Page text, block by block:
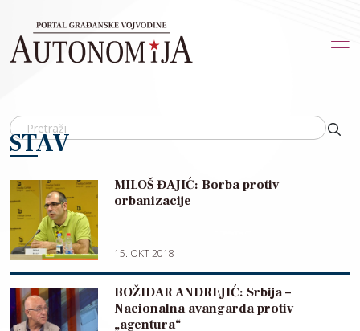
STAV
MILOŠ ĐAJIĆ: Borba protiv
orbanizacije
15. OKT 2018
BOŽIDAR ANDREJIĆ: Srbija –
Nacionalna avangarda protiv
„agentura“